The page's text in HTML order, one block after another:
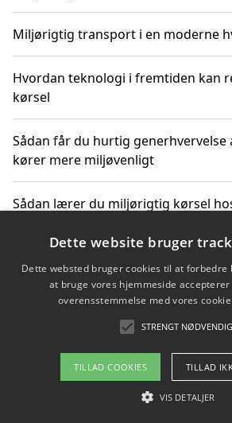
Miljørigtig transport i en moderne
Hvordan teknologi i fremtiden kan
kørsel
Sådan får du hurtig
kører mere miljøvenligt
Sådan lærer du miljørigtig kørsel
Copyright 2026 - Pilanto
Om / kontakt
Dette website bruger
Dette websted bruger cookies til at forbedre
at bruge vores hjemmeside
overensstemmelse med vores
STRENGT
TILLAD COOKIES TILLAD
VIS DETALJER